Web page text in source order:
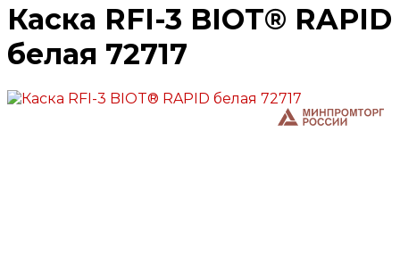
Каска RFI-3 BIOT® RAPID
белая 72717